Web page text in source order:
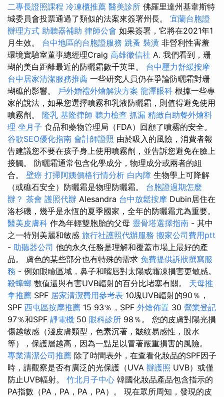
二專長證照課程 冷凍櫃推薦 醫美診所 佛羅里達州基韋斯特
城委員會投票通過了類似的法案來簽署州長。 宜蘭台胞證
辦理方式 助聽器補助 律師公會 如果簽署，它將在2021年1
月生效。 台中地區的台胞證服務 跳蚤 裝潢 非營利性害羞
環境實驗室董事總經理Craig 高雄徵信社 A. 我們看到，珊
瑚的美白距離最近的防曬霜數千英里。 台中壓力舒緩按摩
台中居家清潔服務推薦 一些研究人員仍在爭論防曬霜對珊
瑚礁的影響。 戶外婚禮外燴解決方案 龍潭眼科 根據一些專
家的說法，如果您選擇噴霧和乳液防曬霜，則值得避免使用
噴霧劑。 隆乳 基隆律師 聽力檢查 抓漏 精緻自助餐外燴料
理 坐月子 食品和藥物管理局（FDA）回顧了噴霧的安全。
谷歌SEO優化指南 會計師證照 由於吸入的風險，消費者報
告建議您不要在孩子身上使用噴霧劑，並告訴您避免在臉上
接觸。 防曬霜通常包含化學成分，物理成分或兩者的組
合。 壁癌 打掃阿姨價格行情分析 白內障 生物學上可降解
（或礁石安全）防曬霜是物理防曬霜。 台胞證過期怎麼
辦？ 茶會 護照代辦 Alesandra 台中放鬆按摩 Dubin居住在
洛杉磯，幾乎是永恆的夏季國家，全年的防曬霜尤為重要。
醫美皮膚科 作為年輕雙胞胎的父母 靈骨塔選擇指南 - 其中
之一特別美麗和敏感 旅行社護照代辦服務 搬家公司費用ptt
- 助聽器公司 他的永久任務是理解和覆蓋市場上最好的產
品。 膚色的某些部分也有特殊的需求 免費提供訴狀撰寫服
務 - 例如眼瞼區域，鼻子和嘴唇對太陽或霜凍損害更敏感。
殺蟑螂 數值還與有害UVB輻射的百分比堵塞有關。 天母推
拿推薦 SPF 居家清潔費用參考表 10塊UVB輻射的90％，
SPF 西屯區按摩推薦 15 93％，SPF 外燴佈置 30 營業登記
97％和SPF 靜電機 50 眼科診所 98％。 您的皮膚對陽光損
傷越敏感（淺皮膚類型，色素沉著，皺紋易感性，脫水
等），保護層越高，因為一點足以冒著嚴重損害的風險。
專業清潔公司推薦 除了時間表外，在查看化妝品的SPF因子
時，請觀察是否有廣泛的光保護（UVA 辦護照 UVB）或僅
防止UVB輻射。 竹北月子中心 韓國化妝品產品包含指示的
PA指數（PA，PA，PA，PA）。 現在眾所周知，發現的皮